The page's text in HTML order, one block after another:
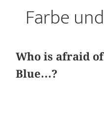
Farbe
Who is afraid of
Blue…?